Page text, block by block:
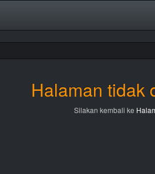
Halaman tidak
Silakan kembali ke